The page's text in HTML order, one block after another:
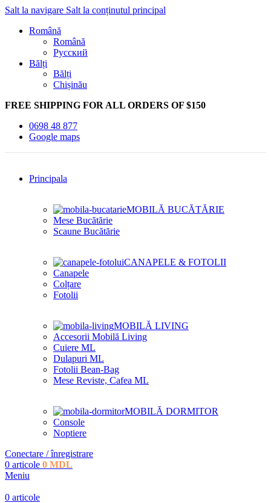
Salt la navigare Salt la conținutul principal
Română
Română
Русский
Bălți
Bălți
Chișinău
FREE SHIPPING FOR ALL ORDERS OF $150
0698 48 877
Google maps
Principala
MOBILĂ BUCĂTĂRIE
Mese Bucătărie
Scaune Bucătărie
CANAPELE & FOTOLII
Canapele
Colțare
Fotolii
MOBILĂ LIVING
Accesorii Mobilă Living
Cuiere ML
Dulapuri ML
Fotolii Bean-Bag
Mese Reviste, Cafea ML
MOBILĂ DORMITOR
Console
Noptiere
Conectare / înregistrare
0 articole 0 MDL
Meniu
0 articole